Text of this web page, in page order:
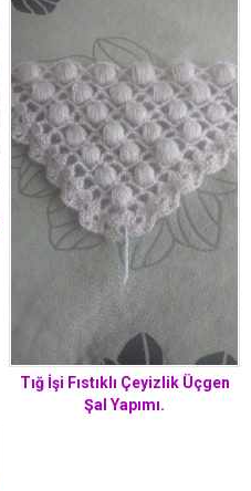
Tığ İşi Fıstıklı Çeyizlik Üçgen
Şal Yapımı.